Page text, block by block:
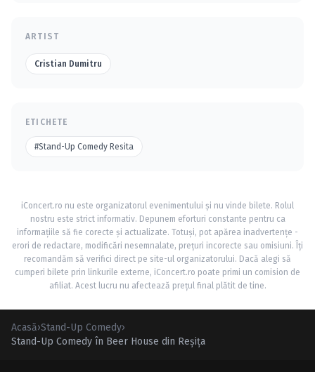
ARTIST
Cristian Dumitru
ETICHETE
#Stand-Up Comedy Resita
iConcert.ro nu este organizatorul evenimentului și nu vinde bilete. Rolul
nostru este strict informativ. Depunem eforturi constante pentru ca
informațiile să fie corecte și actualizate. Totuși, pot apărea inadvertențe -
erori de redactare, modificări nesemnalate, prețuri incorecte sau omisiuni. Îți
recomandăm să verifici direct pe site-ul organizatorului. Dacă alegi să
cumperi bilete prin linkurile externe, iConcert.ro poate primi un comision de
afiliat. Acest lucru nu afectează prețul final plătit de tine.
Acasă›Stand-Up Comedy›
Stand-Up Comedy în Beer House din Reşiţa